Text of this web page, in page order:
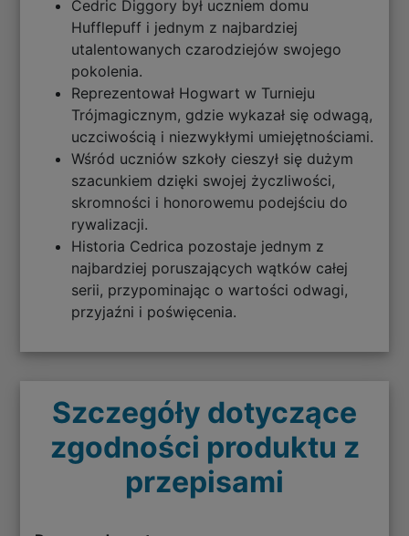
Cedric Diggory był uczniem domu
Hufflepuff i jednym z najbardziej
utalentowanych czarodziejów swojego
pokolenia.
Reprezentował Hogwart w Turnieju
Trójmagicznym, gdzie wykazał się odwagą,
uczciwością i niezwykłymi umiejętnościami.
Wśród uczniów szkoły cieszył się dużym
szacunkiem dzięki swojej życzliwości,
skromności i honorowemu podejściu do
rywalizacji.
Historia Cedrica pozostaje jednym z
najbardziej poruszających wątków całej
serii, przypominając o wartości odwagi,
przyjaźni i poświęcenia.
Szczegóły dotyczące
zgodności produktu z
przepisami